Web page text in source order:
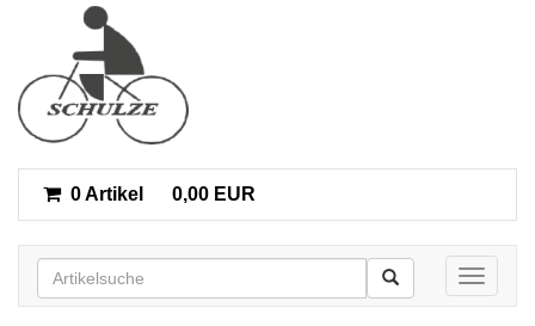
0 Artikel 0,00 EUR
Toggle